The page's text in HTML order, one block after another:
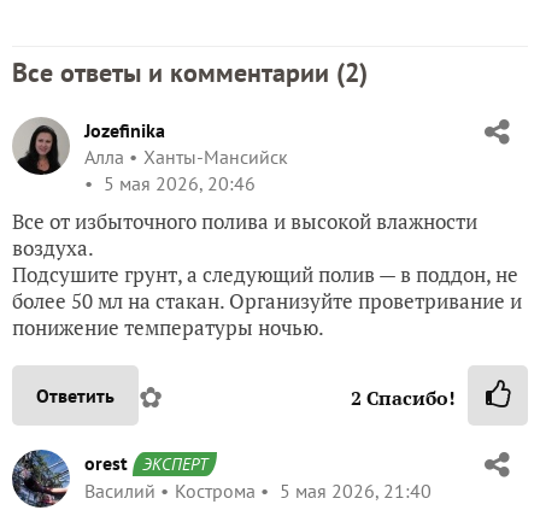
Все ответы и комментарии (2)
Jozefinika
Алла
Ханты-Мансийск
5 мая 2026, 20:46
Все от избыточного полива и высокой влажности
воздуха.
Подсушите грунт, а следующий полив — в поддон, не
более 50 мл на стакан. Организуйте проветривание и
понижение температуры ночью.
Ответить ✿ 2 Спасибо!
orest ЭКСПЕРТ
Василий Кострома 5 мая 2026, 21:40